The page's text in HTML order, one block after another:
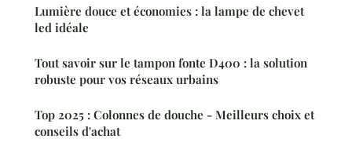
Lumière douce et économies : la lampe de chevet
led idéale
Tout savoir sur le tampon fonte D400 : la solution
robuste pour vos réseaux urbains
Top 2025 : Colonnes de douche - Meilleurs choix et
conseils d'achat